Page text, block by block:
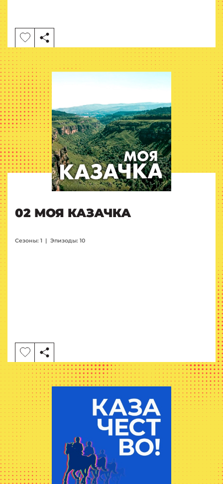
02 МОЯ КАЗАЧКА
Сезоны: 1 | Эпизоды: 10